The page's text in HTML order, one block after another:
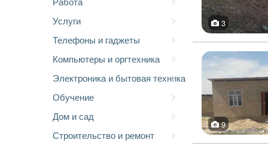
Услуги
Телефоны и гаджеты
Компьютеры и оргтехника
Электроника и бытовая техника
Обучение
Дом и сад
Строительство и ремонт
3
9